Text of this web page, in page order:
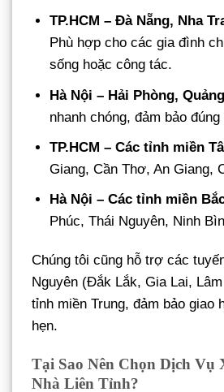
TP.HCM – Đà Nẵng, Nha
Phù hợp cho các gia đình
sống hoặc công tác.
Hà Nội – Hải Phòng,
nhanh chóng, đảm bảo đúng
TP.HCM – Các tỉnh miền
Giang, Cần Thơ, An Giang,
Hà Nội – Các tỉnh miền
Phúc, Thái Nguyên, Ninh
Chúng tôi cũng hỗ trợ các
Nguyên (Đắk Lắk, Gia Lai,
tỉnh miền Trung, đảm bảo giao
hẹn.
Tại Sao Nên Chọn Dịch Vụ
Nhà Liên Tỉnh?